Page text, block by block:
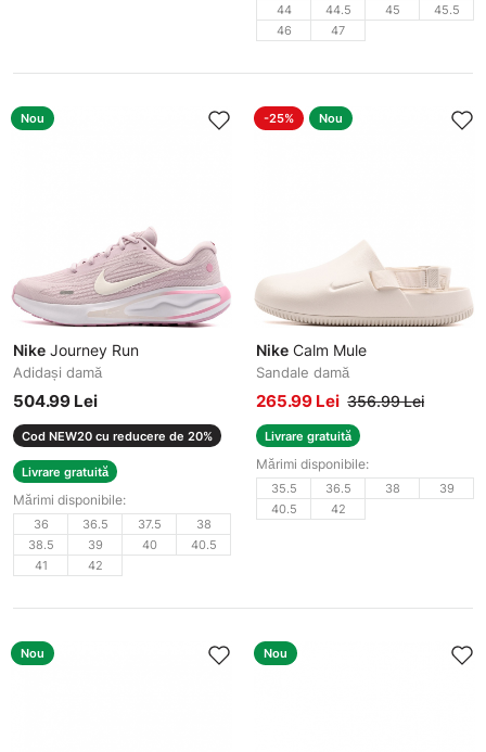
44
44.5 45
45.5
46
47
Nou
Nike Journey Run
Adidași damă
504.99 Lei
Cod NEW20 cu reducere de 20%
Livrare gratuită
Mărimi disponibile:
36 36.5 37.5
38
38.5
39 40
40.5
41
42
-25% Nou
Nike Calm Mule
Sandale damă
265.99 Lei 356.99 Lei
Livrare gratuită
Mărimi disponibile:
35.5 36.5 38
39
40.5
42
Nou Nou